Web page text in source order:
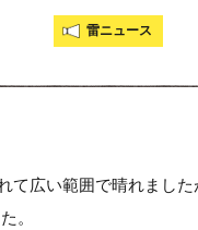
雷ニュース
て広い範囲で晴れまし
。